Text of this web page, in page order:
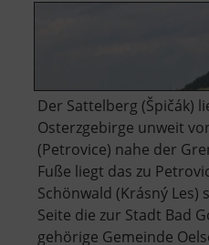
Der Sattelberg (Špičák)
Osterzgebirge unweit
(Petrovice) nahe der
Fuße liegt das zu
Schönwald (Krásný Les)
Seite die zur Stadt Bad
gehörige Gemeinde